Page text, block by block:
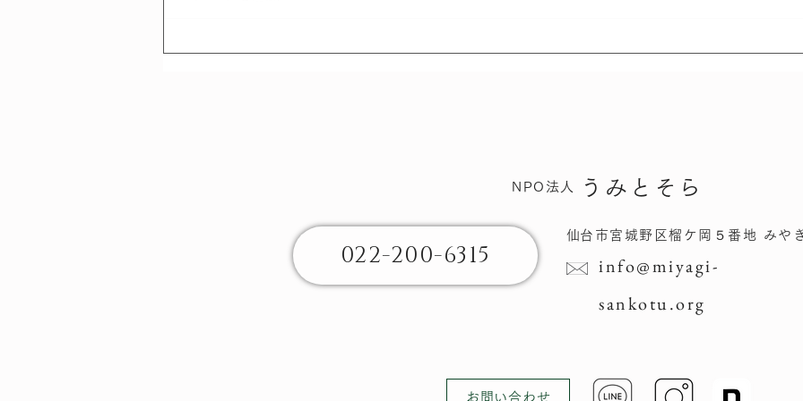
さんこつにっき - 最近の事
さんこつにっき - いのちの
うみとそら
NPO法人
022-200-6315
仙台市宮城野区榴ケ岡​５番地 みや
info@miyagi-
sankotu.org
お問い合わせ